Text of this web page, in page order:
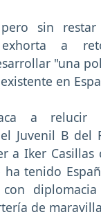
pero sin
exhorta a
"una
en
a relucir
Juvenil B del
a Iker Casillas
ha tenido
de